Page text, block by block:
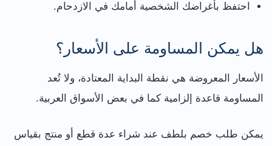
احتفظ بأغراضك الشخصية أمامك في الازدحام.
هل يمكن المساومة على الأسعار؟
الأسعار المعروضة هي نقطة البداية المعتادة، ولا تُعد
المساومة قاعدة إلزامية كما في بعض الأسواق العربية.
يمكن طلب خصم بلطف عند شراء عدة قطع أو منتج بقياس